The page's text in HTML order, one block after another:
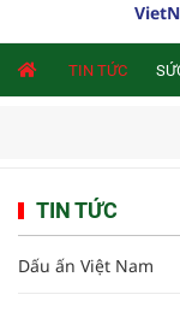
TIN TỨC
TIN TỨC
Dấu ấn Việt Nam